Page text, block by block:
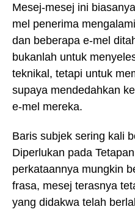
Mesej-mesej ini
mel penerima
dan beberapa e-mel
bukanlah untuk
teknikal, tetapi untuk
supaya mendedahkan
e-mel mereka.
Baris subjek sering kali
Diperlukan pada
perkataannya mungkin
frasa, mesej terasnya
yang didakwa telah